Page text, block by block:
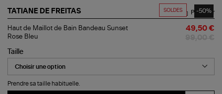
SOLDES -50%
TATIANE DE FREITAS
Haut
de
de
Bain
Bandeau
Sunset
Rose
Bleu
Partager
Haut de Maillot de Bain Bandeau Sunset
Rose Bleu
49,50 €
Taille
Prendre sa taille habituelle.